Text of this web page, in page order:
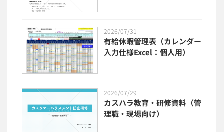
2026/07/31
有給休暇管理表（カレンダー
入力仕様Excel：個人用）
2026/07/29
カスハラ教育・研修資料（管
理職・現場向け）